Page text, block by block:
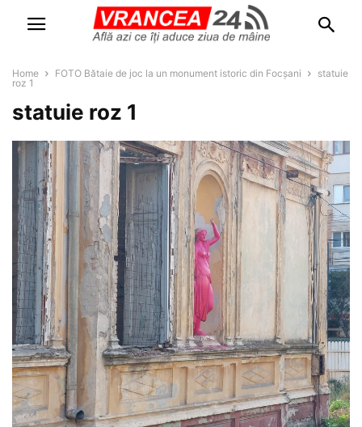
Home FOTO Bătaie de joc la un monument istoric din Focșani
statuie
roz 1
statuie roz 1